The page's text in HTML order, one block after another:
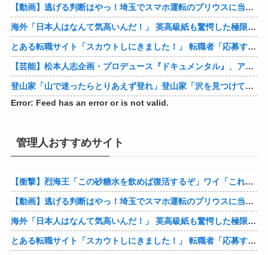
【動画】逃げる判断はやっ！埼玉でスマホ運転のプリウスに当て逃げされる車載。
海外「日本人はなんて気高いんだ！」 英高級紙も驚愕した極限の中の日本人の姿に世界が衝撃
とある転職サイト「スカウトしにきました！」 転職者「応募するわ！」 → 結果ｗｗｗｗｗ
【芸能】松本人志企画・プロデュース『ドキュメンタル』、アメリカで初の制作が決定
登山家「山で迷ったらとりあえず登れ」登山家「沢を見つけて下山しろ」←これ結局どっちが正解なの？
Error: Feed has an error or is not valid.
管理人おすすめサイト
【衝撃】烈海王「この砂糖水を飲めば復活するぞ」ワイ「これはトンデモ理論やろなぁ」ﾍﾟﾗ←結果ｗｗｗｗ
【動画】逃げる判断はやっ！埼玉でスマホ運転のプリウスに当て逃げされる車載。
海外「日本人はなんて気高いんだ！」 英高級紙も驚愕した極限の中の日本人の姿に世界が衝撃
とある転職サイト「スカウトしにきました！」 転職者「応募するわ！」 → 結果ｗｗｗｗｗ